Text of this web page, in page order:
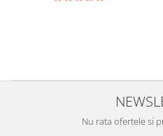
Nu rata ofertele si